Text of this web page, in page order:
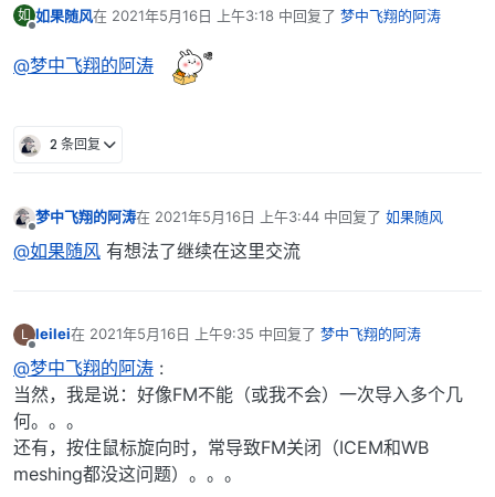
如 如果随风在 2021年5月16日 上午3:18 中回复了 梦中飞翔的阿涛
最后由 编辑
@梦中飞翔的阿涛
2 条回复
梦中飞翔的阿涛在 2021年5月16日 上午3:44 中回复了 如果随风
最后由 编辑
@如果随风 有想法了继续在这里交流
L leilei在 2021年5月16日 上午9:35 中回复了 梦中飞翔的阿涛
最后由 编辑
@梦中飞翔的阿涛 :
当然，我是说：好像FM不能（或我不会）一次导入多个几
何。。。
还有，按住鼠标旋向时，常导致FM关闭（ICEM和WB
meshing都没这问题）。。。